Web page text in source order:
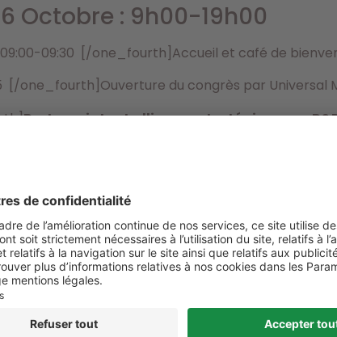
Octobre : 9h00-19h00
09:30 [/one_fourth]Accueil et café de
[/one_fourth]Ouverture du congrès par Universal
Partenariats et alliances stratégiques en
Cartographie 2014 de l’innovation dans
succès pour les sociétés innovantes dans le
14:45 [/one_fourth]Nouvelles sources de
15:30 [/one_fourth]Enjeux de la propriété
du patient dans les démarches
18:00 [/one_fourth]
Remise du 6èmePrix de